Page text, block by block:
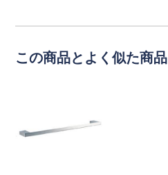
この商品とよく似た商品